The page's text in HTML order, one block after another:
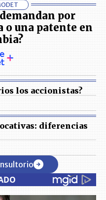
por
una patente en
los accionistas?
diferencias